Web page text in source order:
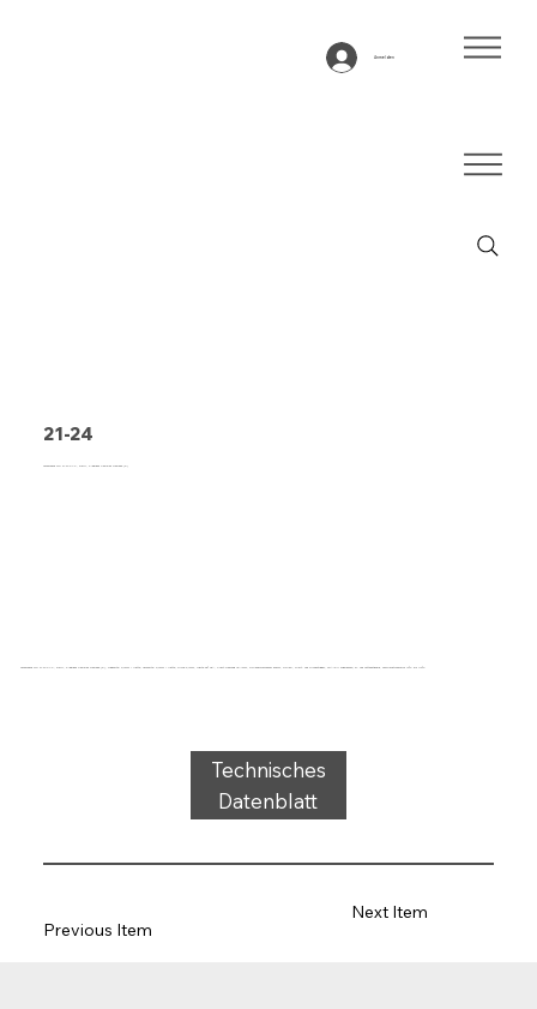
Anmelden
21-24
Förderband Typ 21-24 PVC, weiß, 2-lagiges flexibles Gewebe (E)
Förderband Typ 21-24 PVC, weiß, 2-lagiges flexibles Gewebe (E), Tragseite: 0,7mm + Matte, Laufseite: 0,7mm + Matte, Dicke 3,1mm, Härte 65° ShA, Kraft-Dehnung 15N/mm, Rollendurchmesser 50mm, Rollen-, Gleit- und Rinnenträger, FDA/EU zugelassen, öl- und fettbeständig, Temperaturbereich 10°C bis 110°C
Technisches
Datenblatt
Previous Item
Next Item